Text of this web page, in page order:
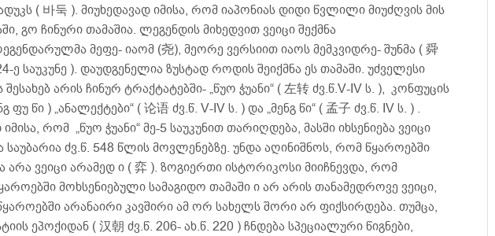
( 바둑 ). მიუხედავად იმისა, რომ იაპონიას დიდი წვლილი მიუძღვის მის
გო ჩინური თამაშია. ლეგენდის მიხედვით ვეიცი შექმნა
მეფე- იაომ (尧), მეორე ვერსიით იაოს მემკვიდრე- შუნმა ( 舜
ე საუკუნე ). დაუდგენელია ზუსტად როდის შეიქმნა ეს თამაში. უძველესი
შესახებ არის ჩინურ ტრაქტატებში- „წუო ჭუანი“ ( 左转 ძვ.წ.V-IV ს. ), კონფუცის
ფუ წი ) „ანალექტები“ ( 论语 ძვ.წ. V-IV ს. ) და „მენგ წი“ ( 孟子 ძვ.წ. IV ს. ) .
რომ „წუო ჭუანი“ მე-5 საუკუნით თარიღდება, მასში იხსენიება ვეიცი
საუბარია ძვ.წ. 548 წლის მოვლენებზე. უნდა აღინიშნოს, რომ წყაროებში
არა ვეიცი არამედ ი ( 弈 ). ზოგიერთი ისტორიკოსი მიიჩნევდა, რომ
მოხსენიებული სამაგიდო თამაში ი არ არის თანამედროვე ვეიცი,
არანაირი კავშირი ამ ორ სახელს შორი არ ფიქსირდება. თუმცა,
ეპოქიდან ( 汉朝 ძვ.წ. 206- ახ.წ. 220 ) ჩნდება სპეციალური წიგნები,